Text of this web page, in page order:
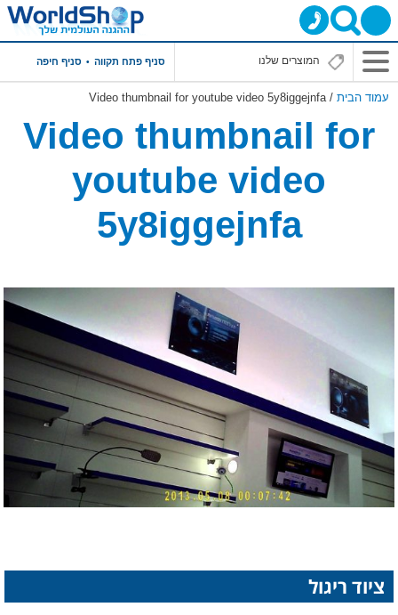
סניף פתח תקווה סניף חיפה
עמוד הבית / Video thumbnail for youtube video 5y8iggejnfa
Video thumbnail for
youtube video
5y8iggejnfa
ציוד ריגול